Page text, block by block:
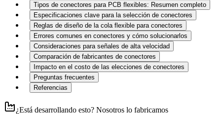
Tipos de conectores para PCB flexibles: Resumen completo
Especificaciones clave para la selección de conectores
Reglas de diseño de la cola flexible para conectores
Errores comunes en conectores y cómo solucionarlos
Consideraciones para señales de alta velocidad
Comparación de fabricantes de conectores
Impacto en el costo de las elecciones de conectores
Preguntas frecuentes
Referencias
¿Está desarrollando esto? Nosotros lo fabricamos